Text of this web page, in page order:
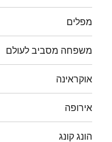
מפלים
משפחה מסביב לעולם
אוקראינה
אירופה
הונג קונג